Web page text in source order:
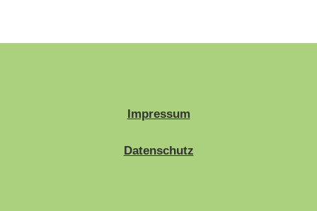
Impressum
Datenschutz